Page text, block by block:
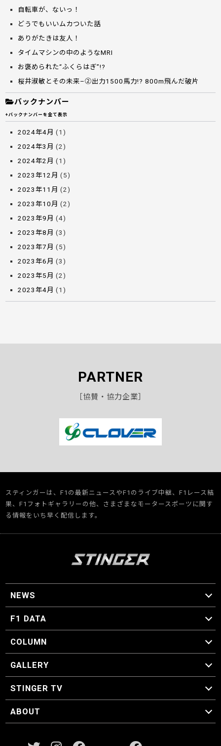
自転車が、ないっ！
どうでもいいムカついた話
ありがたきは友人！
タイムマシンの中のようなMRI
お褒められた“ふくらはぎ”!?
桜井淑敏とその未来–②出力1500馬力!? 800m飛んだ破片
バックナンバー
+バックナンバーを全て表示
2024年4月 (1)
2024年3月 (2)
2024年2月 (1)
2023年12月 (5)
2023年11月 (2)
2023年10月 (2)
2023年9月 (4)
2023年8月 (3)
2023年7月 (5)
2023年6月 (3)
2023年5月 (2)
2023年4月 (1)
PARTNER
［協賛・協力企業］
スティンガーは、F1の最新ニュースやF1のライブ中継、F1レース結
果、F1フォトギャラリーの他、さまざまなモータースポーツに関す
る情報をいち早く配信します。
NEWS
F1 ニュース
F1 DATA
F1 日程
F1 データ
COLUMN
マイ・ワンダフル・サーキット
スクーデリア・一方通行
F1に燃え、ゴルフに泣く日々。
スティングくんの部屋
GALLERY
GALLERY
STINGER TV
STINGER TV
ABOUT